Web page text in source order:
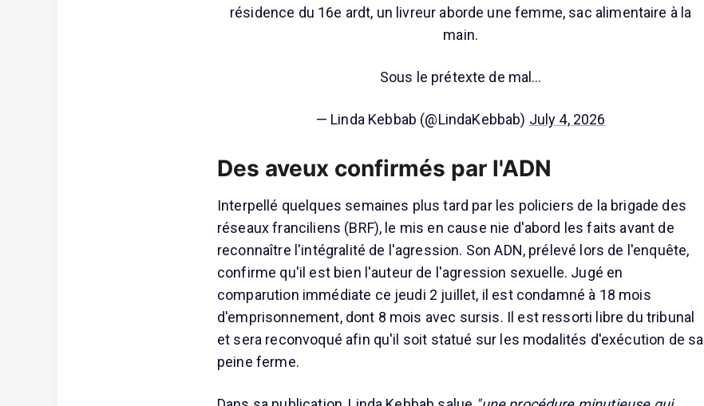
résidence du 16e ardt, un livreur aborde une femme, sac alimentaire à la
main.
Sous le prétexte de mal…
— Linda Kebbab (@LindaKebbab) July 4, 2026
Des aveux confirmés par l'ADN
Interpellé quelques semaines plus tard par les policiers de la brigade des
réseaux franciliens (BRF), le mis en cause nie d'abord les faits avant de
reconnaître l'intégralité de l'agression. Son ADN, prélevé lors de l'enquête,
confirme qu'il est bien l'auteur de l'agression sexuelle. Jugé en
comparution immédiate ce jeudi 2 juillet, il est condamné à 18 mois
d'emprisonnement, dont 8 mois avec sursis. Il est ressorti libre du tribunal
et sera reconvoqué afin qu'il soit statué sur les modalités d'exécution de sa
peine ferme.